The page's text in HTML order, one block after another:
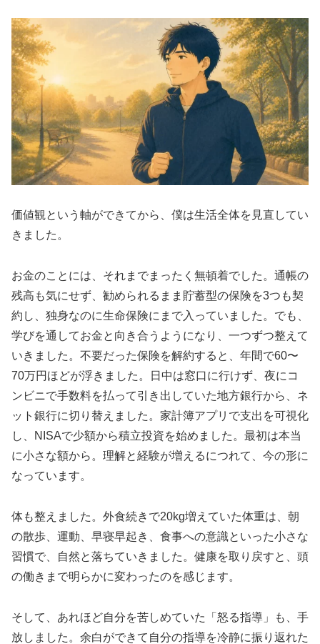
価値観という軸ができてから、僕は生活全体を見直してい
きました。
お金のことには、それまでまったく無頓着でした。通帳の
残高も気にせず、勧められるまま貯蓄型の保険を3つも契
約し、独身なのに生命保険にまで入っていました。でも、
学びを通してお金と向き合うようになり、一つずつ整えて
いきました。不要だった保険を解約すると、年間で60〜
70万円ほどが浮きました。日中は窓口に行けず、夜にコ
ンビニで手数料を払って引き出していた地方銀行から、ネ
ット銀行に切り替えました。家計簿アプリで支出を可視化
し、NISAで少額から積立投資を始めました。最初は本当
に小さな額から。理解と経験が増えるにつれて、今の形に
なっています。
体も整えました。外食続きで20kg増えていた体重は、朝
の散歩、運動、早寝早起き、食事への意識といった小さな
習慣で、自然と落ちていきました。健康を取り戻すと、頭
の働きまで明らかに変わったのを感じます。
そして、あれほど自分を苦しめていた「怒る指導」も、手
放しました。余白ができて自分の指導を冷静に振り返れた